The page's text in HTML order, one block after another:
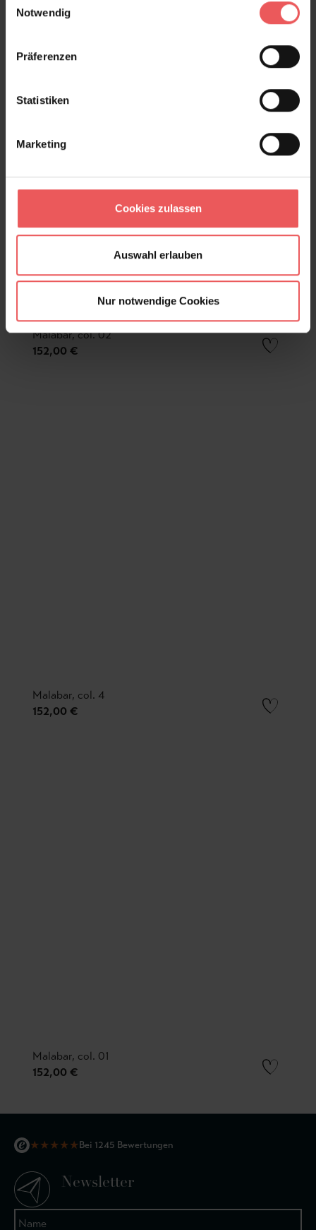
Notwendig
Präferenzen
Statistiken
Marketing
Cookies zulassen
Auswahl erlauben
Nur notwendige Cookies
Malabar, col. 02
152,00 €
Malabar, col. 4
152,00 €
Malabar, col. 01
152,00 €
★★★★★Bei 1245 Bewertungen
Newsletter